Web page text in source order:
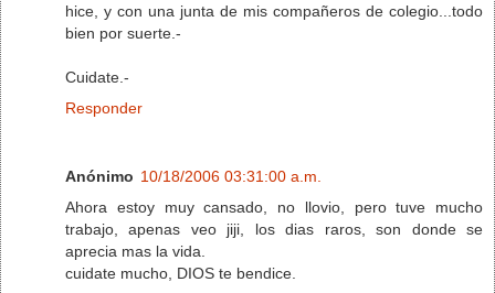
hice, y con una junta de mis compañeros de colegio...todo
bien por suerte.-
Cuidate.-
Responder
Anónimo 10/18/2006 03:31:00 a.m.
Ahora estoy muy cansado, no llovio, pero tuve mucho
trabajo, apenas veo jiji, los dias raros, son donde se
aprecia mas la vida.
cuidate mucho, DIOS te bendice.